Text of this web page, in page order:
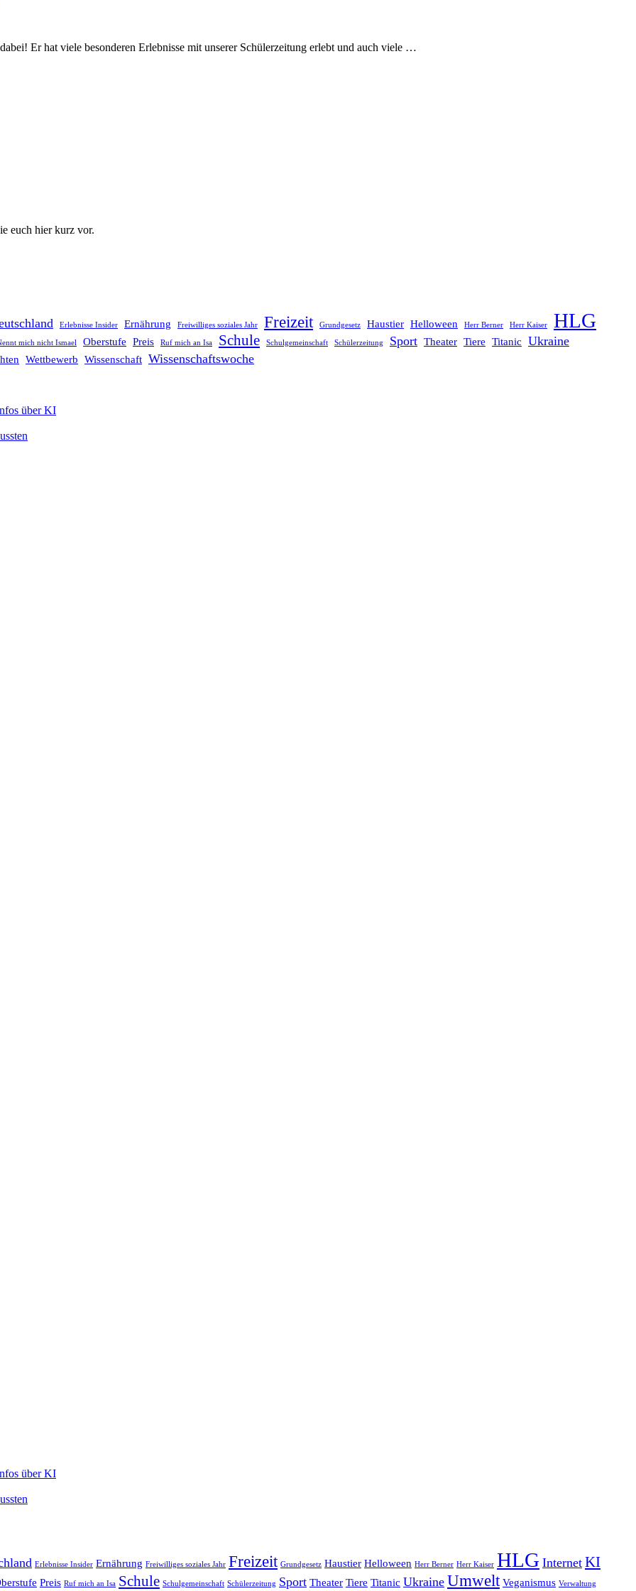
Er hat viele besonderen Erlebnisse mit unserer Schülerzeitung erlebt und auch viele …
euch hier kurz vor.
Erlebnisse Insider Ernährung Freiwilliges soziales Jahr Freizeit Grundgesetz Haustier Helloween Herr Berner Herr Kaiser HLG
mich nicht Ismael Oberstufe Preis Ruf mich an Isa Schule Schulgemeinschaft Schülerzeitung Sport Theater Tiere Titanic Ukraine
Wettbewerb Wissenschaft Wissenschaftswoche
über KI
über KI
Erlebnisse Insider Ernährung Freiwilliges soziales Jahr Freizeit Grundgesetz Haustier Helloween Herr Berner Herr Kaiser HLG Internet KI
Preis Ruf mich an Isa Schule Schulgemeinschaft Schülerzeitung Sport Theater Tiere Titanic Ukraine Umwelt Veganismus Verwaltung